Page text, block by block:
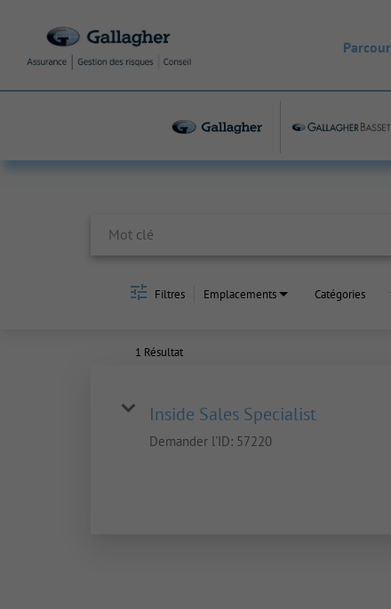
Filtres Emplacements Catégories
1 Résultat
Inside Sales Specialist
Demander l'ID: 57220